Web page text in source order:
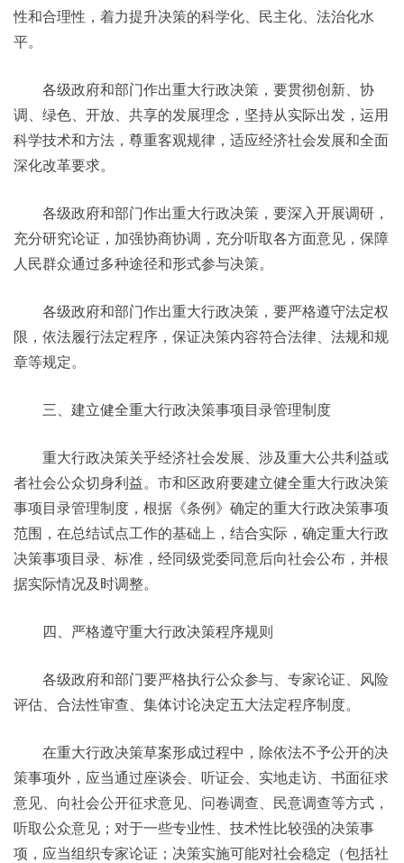
性和合理性，着力提升决策的科学化、民主化、法治化水
平。
各级政府和部门作出重大行政决策，要贯彻创新、协
调、绿色、开放、共享的发展理念，坚持从实际出发，运用
科学技术和方法，尊重客观规律，适应经济社会发展和全面
深化改革要求。
各级政府和部门作出重大行政决策，要深入开展调研，
充分研究论证，加强协商协调，充分听取各方面意见，保障
人民群众通过多种途径和形式参与决策。
各级政府和部门作出重大行政决策，要严格遵守法定权
限，依法履行法定程序，保证决策内容符合法律、法规和规
章等规定。
三、建立健全重大行政决策事项目录管理制度
重大行政决策关乎经济社会发展、涉及重大公共利益或
者社会公众切身利益。市和区政府要建立健全重大行政决策
事项目录管理制度，根据《条例》确定的重大行政决策事项
范围，在总结试点工作的基础上，结合实际，确定重大行政
决策事项目录、标准，经同级党委同意后向社会公布，并根
据实际情况及时调整。
四、严格遵守重大行政决策程序规则
各级政府和部门要严格执行公众参与、专家论证、风险
评估、合法性审查、集体讨论决定五大法定程序制度。
在重大行政决策草案形成过程中，除依法不予公开的决
策事项外，应当通过座谈会、听证会、实地走访、书面征求
意见、向社会公开征求意见、问卷调查、民意调查等方式，
听取公众意见；对于一些专业性、技术性比较强的决策事
项，应当组织专家论证；决策实施可能对社会稳定（包括社